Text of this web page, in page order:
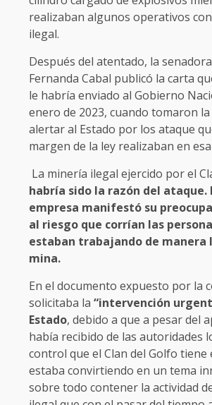
realizaban algunos operativos
ilegal.
Después del atentado, la
Fernanda Cabal publicó la carta
le habría enviado al Gobierno
enero de 2023, cuando tomaron la
alertar al Estado por los ataque
margen de la ley realizaban en
La minería ilegal ejercido por el
habría sido la razón del ataque.
empresa manifestó su
al riesgo que corrían las
estaban trabajando de manera
mina.
En el documento expuesto por la
solicitaba la “intervención
Estado, debido a que a pesar del
había recibido de las autoridades
control que el Clan del Golfo tiene
estaba convirtiendo en un tema
sobre todo contener la actividad